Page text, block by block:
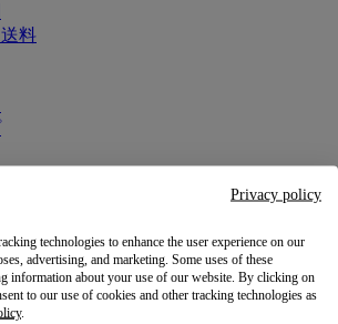
料
ィと社会的責任
Privacy policy
technologies to enhance the user experience on our
advertising, and marketing. Some uses of these
information about your use of our website. By clicking on
to our use of cookies and other tracking technologies as
.